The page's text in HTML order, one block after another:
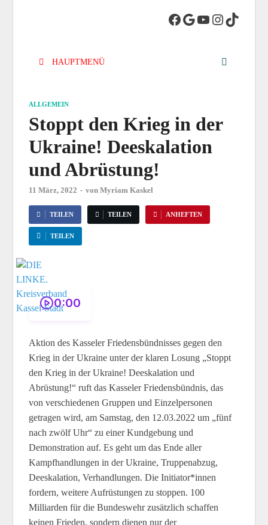
Kreisverband
Kassel-Stadt
HAUPTMENÜ
ALLGEMEIN
Stoppt den Krieg in der
Ukraine! Deeskalation
und Abrüstung!
11 März, 2022 - vonMyriam Kaskel
TEILEN TEILEN ANHEFTEN
TEILEN
0:00
Aktion des Kasseler Friedensbündnisses gegen den
Krieg in der Ukraine unter der klaren Losung „Stoppt
den Krieg in der Ukraine! Deeskalation und
Abrüstung!“ ruft das Kasseler Friedensbündnis, das
von verschiedenen Gruppen und Einzelpersonen
getragen wird, am Samstag, den 12.03.2022 um „fünf
nach zwölf Uhr“ zu einer Kundgebung und
Demonstration auf. Es geht um das Ende aller
Kampfhandlungen in der Ukraine, Truppenabzug,
Deeskalation, Verhandlungen. Die Initiator*innen
fordern, weitere Aufrüstungen zu stoppen. 100
Milliarden für die Bundeswehr zusätzlich schaffen
keinen Frieden, sondern dienen nur der